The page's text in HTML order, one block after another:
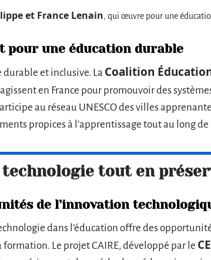
et France Lenain, qui œuvre pour une
pour une éducation durable
durable et inclusive. La Coalition
agissent en France pour promouvoir des
au réseau UNESCO des villes
propices à l’apprentissage tout au long de
tout en
de l’innovation
dans l’éducation offre des
formation. Le projet CAIRE, développé par le